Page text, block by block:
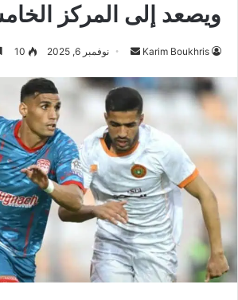
ويصعد إلى المركز
Karim Boukhris
أرسل
إلكترونيا
نوفمبر 6, 2025 10